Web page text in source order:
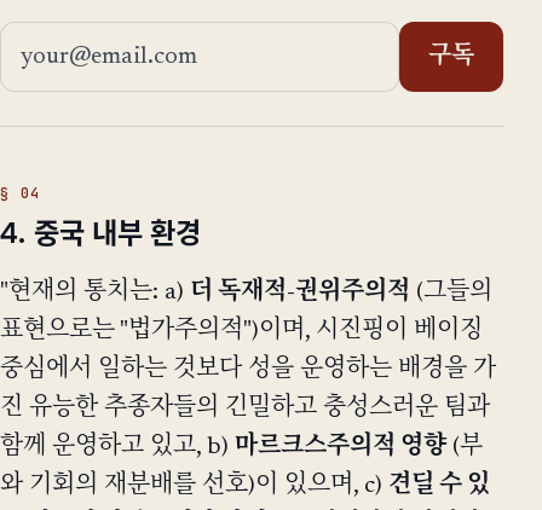
이메일 주소
구독
4. 중국 내부 환경
"현재의 통치는: a) 더 독재적-권위주의적 (그들의
표현으로는 "법가주의적")이며, 시진핑이 베이징
중심에서 일하는 것보다 성을 운영하는 배경을 가
진 유능한 추종자들의 긴밀하고 충성스러운 팀과
함께 운영하고 있고, b) 마르크스주의적 영향(부
와 기회의 재분배를 선호)이 있으며, c) 견딜 수 있